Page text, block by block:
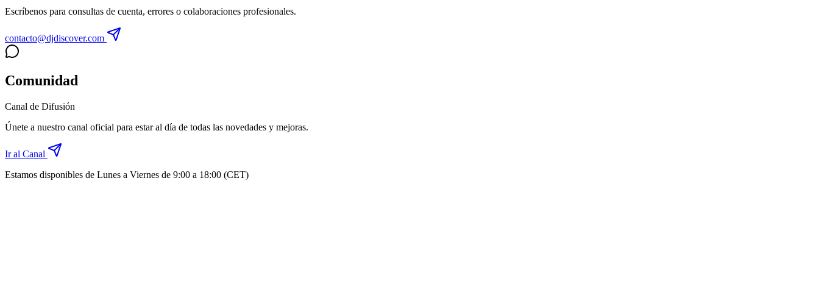
Escríbenos para consultas de cuenta, errores o colaboraciones profesionales.
contacto@djdiscover.com
Comunidad
Canal de Difusión
Únete a nuestro canal oficial para estar al día de todas las novedades y mejoras.
Ir al Canal
Estamos disponibles de Lunes a Viernes de 9:00 a 18:00 (CET)